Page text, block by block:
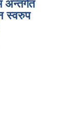
अन्तर्गत
स्वरुप